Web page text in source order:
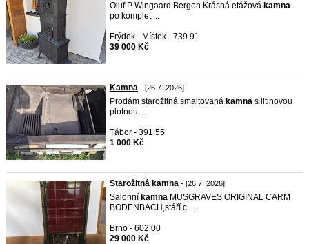
Oluf P Wingaard Bergen Krásná etážová kamna
po komplet ...
Frýdek - Místek - 739 91
39 000 Kč
Kamna - [26.7. 2026]
Prodám starožitná smaltovaná kamna s litinovou
plotnou ...
Tábor - 391 55
1 000 Kč
Starožitná kamna - [26.7. 2026]
Salonní kamna MUSGRAVES ORIGINAL CARM
BODENBACH,stáří c ...
Brno - 602 00
29 000 Kč